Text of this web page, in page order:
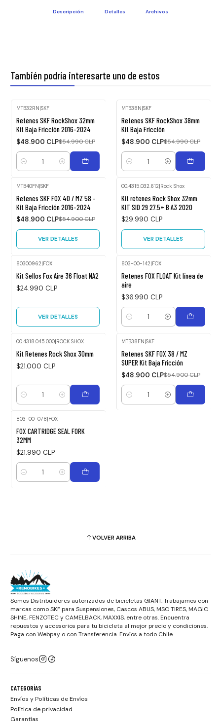
Descripción Detalles Archivos
También podría interesarte uno de estos
-11%
OFF
MTB32RN|SKF
Retenes SKF RockShox 32mm
Kit Baja Fricción 2016-2024
$48.900 CLP$54.990 CLP
Cantidad
-11%
OFF
MTB38N|SKF
Retenes SKF RockShox 38mm
Kit Baja Fricción
$48.900 CLP$54.990 CLP
Cantidad
-11%
OFF
MTB40FN|SKF
Retenes SKF FOX 40 / MZ 58 -
Kit Baja Fricción 2016-2024
$48.900 CLP$54.900 CLP
VER DETALLES
00.4315.032.612|Rock Shox
Kit retenes Rock Shox 32mm
KIT SID 29 27.5+ B A3 2020
$29.990 CLP
VER DETALLES
80300962| FOX
Kit Sellos Fox Aire 36 Float NA2
$24.990 CLP
VER DETALLES
803-00-142 FOX
Retenes FOX FLOAT Kit línea de
aire
$36.990 CLP
Cantidad
00.4318.045.000|ROCK SHOX
Kit Retenes Rock Shox 30mm
$21.000 CLP
Cantidad
-11%
OFF
MTB38FN|SKF
Retenes SKF FOX 38 / MZ
SUPER Kit Baja Fricción
$48.900 CLP$54.900 CLP
Cantidad
803-00-078 FOX
FOX CARTRIDGE SEAL FORK
32MM
$21.990 CLP
Cantidad
VOLVER ARRIBA
Somos Distribuidores autorizados de bicicletas GIANT. Trabajamos con
marcas como SKF para Suspensiones, Cascos ABUS, MSC TIRES, MAGIC
SHINE, FENZOTEC y CAMELBACK, MAXXIS, entre otras. Encuentra
repuestos y accesorios para tu bicicleta al mejor precio y condiciones.
Paga con Webpay o con Transferencia. Envíos a todo Chile.
Síguenos
CATEGORÍAS
Envíos y Políticas de Envíos
Política de privacidad
Garantías